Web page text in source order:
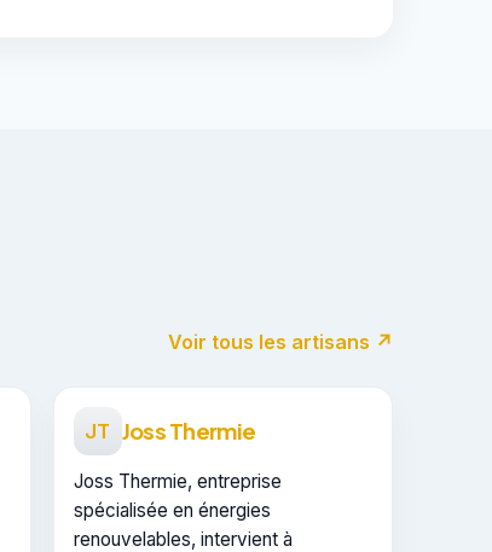
Voir tous les artisans ↗
JT Joss Thermie
Joss Thermie, entreprise
spécialisée en énergies
renouvelables, intervient à